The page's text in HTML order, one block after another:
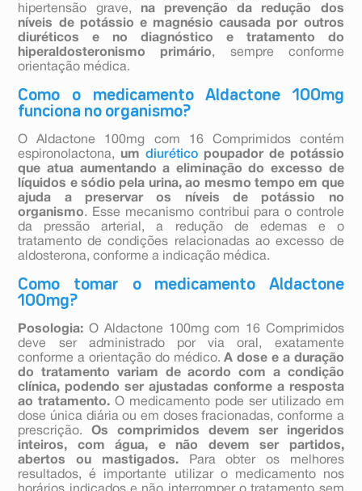
hipertensão grave, na prevenção da redução dos
níveis de potássio e magnésio causada por outros
diuréticos e no diagnóstico e tratamento do
hiperaldosteronismo primário, sempre conforme
orientação médica.
Como o medicamento Aldactone 100mg
funciona no organismo?
O Aldactone 100mg com 16 Comprimidos contém
espironolactona, umdiurético poupador de potássio
que atua aumentando a eliminação do excesso de
líquidos e sódio pela urina, ao mesmo tempo em que
ajuda a preservar os níveis de potássio no
organismo. Esse mecanismo contribui para o controle
da pressão arterial, a redução de edemas e o
tratamento de condições relacionadas ao excesso de
aldosterona, conforme a indicação médica.
Como tomar o medicamento Aldactone
100mg?
Posologia: O Aldactone 100mg com 16 Comprimidos
deve ser administrado por via oral, exatamente
conforme a orientação do médico.A dose e a duração
do tratamento variam de acordo com a condição
clínica, podendo ser ajustadas conforme a resposta
ao tratamento. O medicamento pode ser utilizado em
dose única diária ou em doses fracionadas, conforme a
prescrição.Os comprimidos devem ser ingeridos
inteiros, com água, e não devem ser partidos,
abertos ou mastigados.Para obter os melhores
resultados, é importante utilizar o medicamento nos